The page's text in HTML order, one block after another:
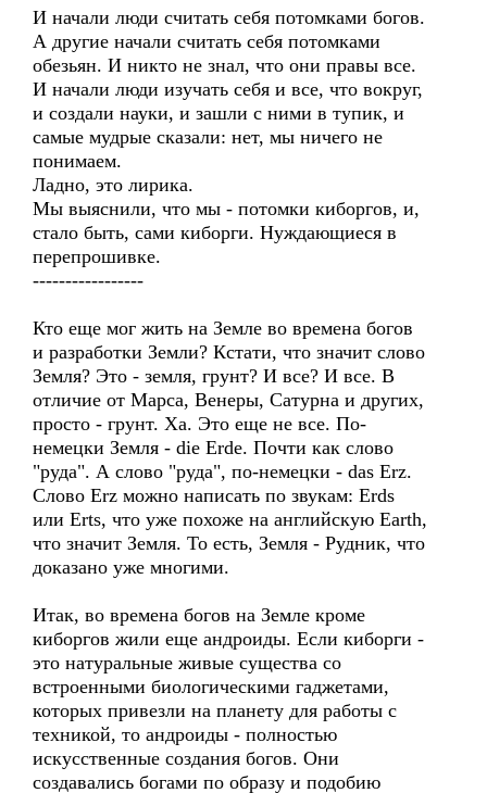
И начали люди считать себя потомками богов.
А другие начали считать себя потомками
обезьян. И никто не знал, что они правы все.
И начали люди изучать себя и все, что вокруг,
и создали науки, и зашли с ними в тупик, и
самые мудрые сказали: нет, мы ничего не
понимаем.
Ладно, это лирика.
Мы выяснили, что мы - потомки киборгов, и,
стало быть, сами киборги. Нуждающиеся в
перепрошивке.
-----------------
Кто еще мог жить на Земле во времена богов
и разработки Земли? Кстати, что значит слово
Земля? Это - земля, грунт? И все? И все. В
отличие от Марса, Венеры, Сатурна и других,
просто - грунт. Ха. Это еще не все. По-
немецки Земля - die Erde. Почти как слово
"руда". А слово "руда", по-немецки - das Erz.
Слово Erz можно написать по звукам: Erds
или Erts, что уже похоже на английскую Earth,
что значит Земля. То есть, Земля - Рудник, что
доказано уже многими.
Итак, во времена богов на Земле кроме
киборгов жили еще андроиды. Если киборги -
это натуральные живые существа со
встроенными биологическими гаджетами,
которых привезли на планету для работы с
техникой, то андроиды - полностью
искусственные создания богов. Они
создавались богами по образу и подобию